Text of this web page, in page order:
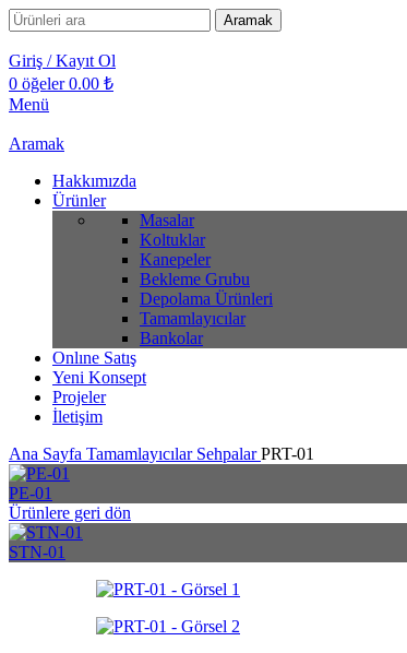
Aramak
Giriş / Kayıt Ol
0 öğeler 0.00 ₺
Menü
Aramak
Hakkımızda
Ürünler
Masalar
Koltuklar
Kanepeler
Bekleme Grubu
Depolama Ürünleri
Tamamlayıcılar
Bankolar
Onlıne Satış
Yeni Konsept
Projeler
İletişim
Ana Sayfa Tamamlayıcılar SehpalarPRT-01
PE-01
Ürünlere geri dön
STN-01